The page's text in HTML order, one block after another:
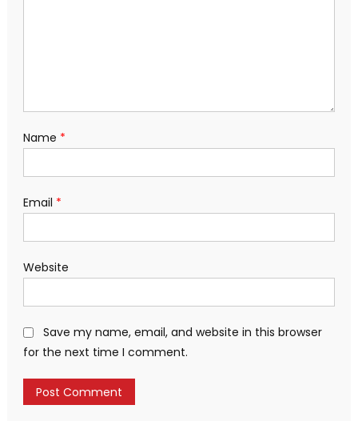
Name *
Email *
Website
Save my name, email, and website in this browser
for the next time I comment.